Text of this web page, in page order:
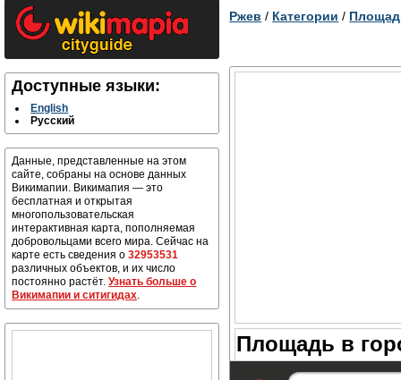
Доступные языки:
English
Русский
Данные, представленные на этом
сайте, собраны на основе данных
Викимапии. Викимапия — это
бесплатная и открытая
многопользовательская
интерактивная карта, пополняемая
добровольцами всего мира. Сейчас на
карте есть сведения о32953531
различных объектов, и их число
постоянно растёт.Узнать больше о
Викимапии и ситигидах.
Ржев / Категории /
Площадь в